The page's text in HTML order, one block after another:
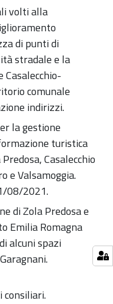
volti alla
di punti di
stradale e la
comunale
indirizzi.
la gestione
turistica
Casalecchio
e Valsamoggia.
08/2021.
di Zola Predosa e
Emilia Romagna
alcuni spazi
consiliari.